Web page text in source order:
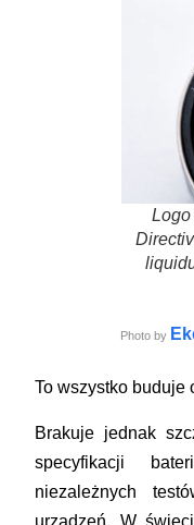
Logo
Photo by
To wszystko buduje
Brakuje jednak
specyfikacji
niezależnych
urządzeń. W